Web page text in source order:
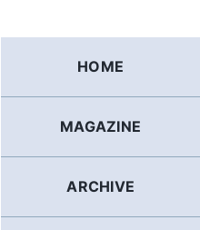
HOME
MAGAZINE
ARCHIVE